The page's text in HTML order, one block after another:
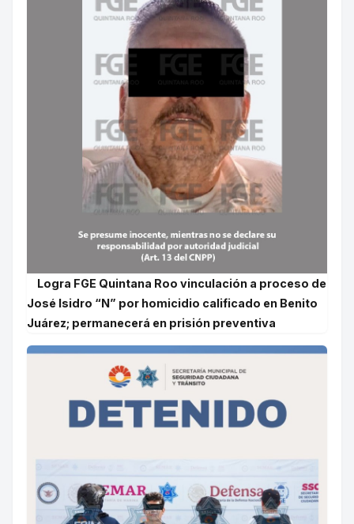
Logra FGE Quintana Roo vinculación a proceso de
José Isidro “N” por homicidio calificado en Benito
Juárez; permanecerá en prisión preventiva